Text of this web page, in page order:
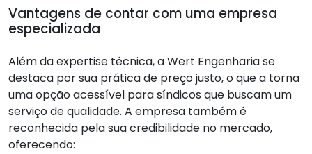
Vantagens de contar com uma empresa
especializada
Além da expertise técnica, a Wert Engenharia se
destaca por sua prática de preço justo, o que a torna
uma opção acessível para síndicos que buscam um
serviço de qualidade. A empresa também é
reconhecida pela sua credibilidade no mercado,
oferecendo: